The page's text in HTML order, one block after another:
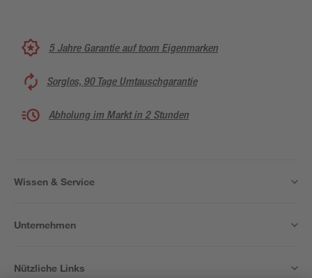
5 Jahre Garantie auf toom Eigenmarken
Sorglos, 90 Tage Umtauschgarantie
Abholung im Markt in 2 Stunden
Wissen & Service
Unternehmen
Nützliche Links